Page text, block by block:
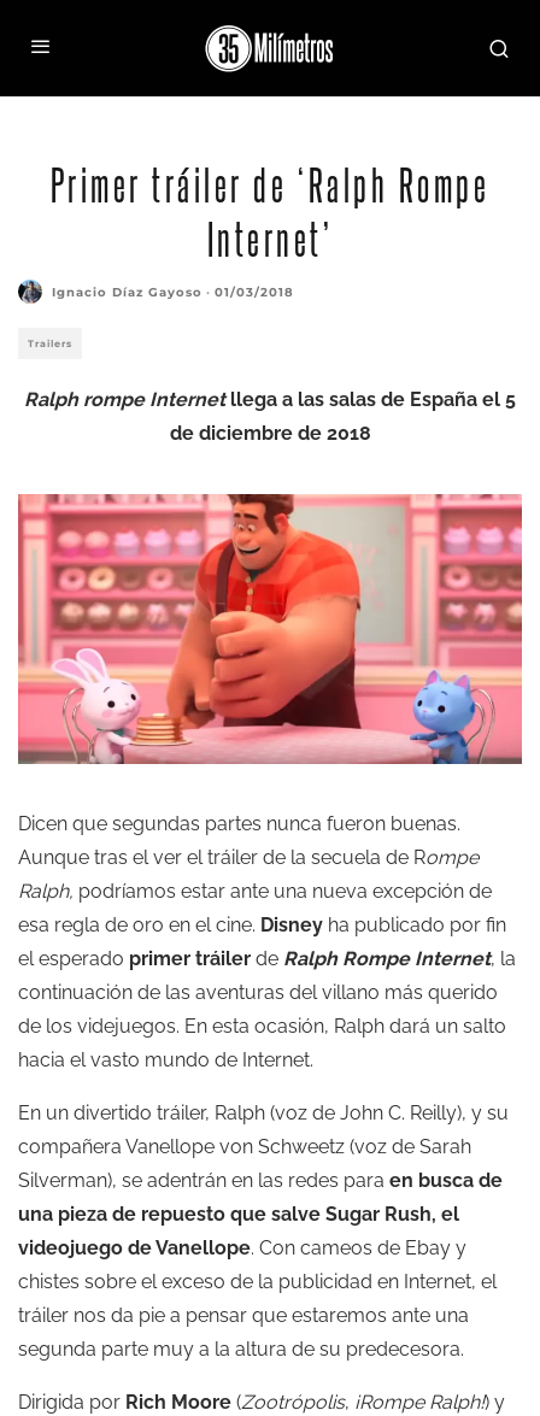
Primer tráiler de ‘Ralph Rompe
Internet’
Ignacio Díaz Gayoso · 01/03/2018
Trailers
Ralph rompe Internetllega a las salas de España el 5
de diciembre de 2018
Dicen que segundas partes nunca fueron buenas.
Aunque tras el ver el tráiler de la secuela de Rompe
Ralph, podríamos estar ante una nueva excepción de
esa regla de oro en el cine. Disney ha publicado por fin
el esperado primer tráiler de Ralph Rompe Internet, la
continuación de las aventuras del villano más querido
de los videjuegos. En esta ocasión, Ralph dará un salto
hacia el vasto mundo de Internet.
En un divertido tráiler, Ralph (voz de John C. Reilly), y su
compañera Vanellope von Schweetz (voz de Sarah
Silverman), se adentrán en las redes para en busca de
una pieza de repuesto que salve Sugar Rush, el
videojuego de Vanellope. Con cameos de Ebay y
chistes sobre el exceso de la publicidad en Internet, el
tráiler nos da pie a pensar que estaremos ante una
segunda parte muy a la altura de su predecesora.
Dirigida por Rich Moore (Zootrópolis, ¡Rompe Ralph!) y